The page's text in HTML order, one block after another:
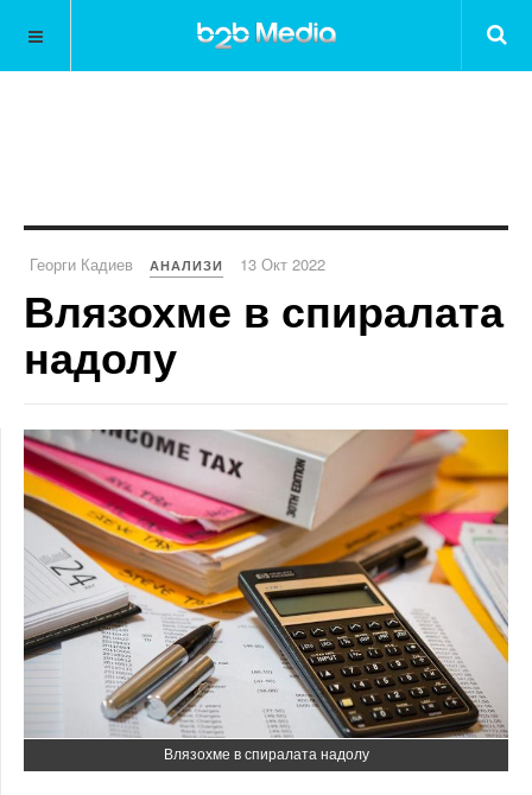
Георги Кадиев АНАЛИЗИ 13 Окт 2022
Влязохме в спиралата
надолу
Влязохме в спиралата надолу